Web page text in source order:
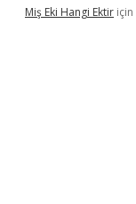
Miş Eki Hangi Ektir için